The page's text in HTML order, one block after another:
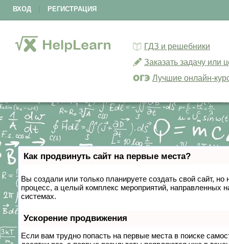
ВХОД РЕГИСТРАЦИЯ
ГДЗ и решебники
Заказать задачу или
Лучшие онлайн-
Как продвинуть сайт на первые места?
Вы создали или только планируете создать свой сайт,
процесс, а целый комплекс мероприятий, направленных
системах.
Ускорение продвижения
Если вам трудно попасть на первые места в поиске